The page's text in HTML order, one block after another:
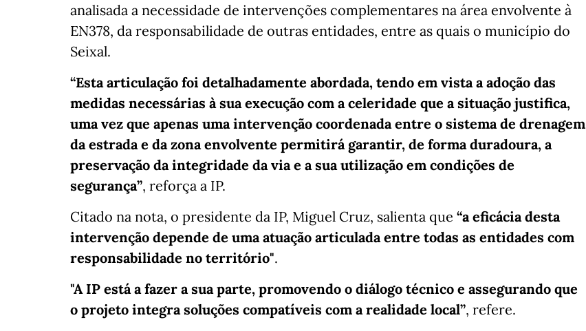
analisada a necessidade de intervenções complementares na área envolvente à
EN378, da responsabilidade de outras entidades, entre as quais o município do
Seixal.
“Esta articulação foi detalhadamente abordada, tendo em vista a adoção das
medidas necessárias à sua execução com a celeridade que a situação justifica,
uma vez que apenas uma intervenção coordenada entre o sistema de drenagem
da estrada e da zona envolvente permitirá garantir, de forma duradoura, a
preservação da integridade da via e a sua utilização em condições de
segurança”, reforça a IP.
Citado na nota, o presidente da IP, Miguel Cruz, salienta que “a eficácia desta
intervenção depende de uma atuação articulada entre todas as entidades com
responsabilidade no território".
"A IP está a fazer a sua parte, promovendo o diálogo técnico e assegurando que
o projeto integra soluções compatíveis com a realidade local”, refere.